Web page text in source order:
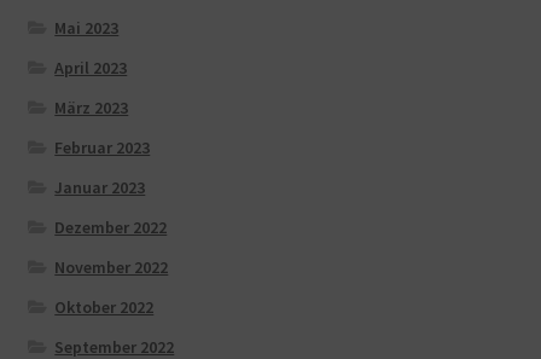
Mai 2023
April 2023
März 2023
Februar 2023
Januar 2023
Dezember 2022
November 2022
Oktober 2022
September 2022